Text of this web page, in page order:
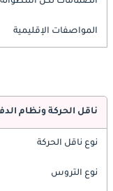
المواصفات الإقليمية
ناقل الحركة ونظام
نوع ناقل الحركة
نوع التروس